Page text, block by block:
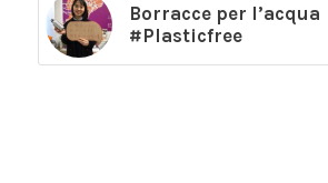
Borracce per l’acqua
#Plasticfree